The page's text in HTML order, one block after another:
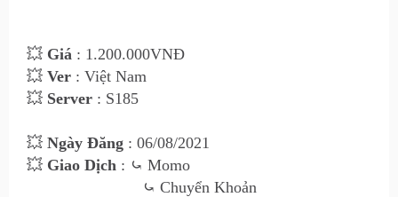
💥 Giá : 1.200.000VNĐ
💥 Ver : Việt Nam
💥 Server : S185
💥 Ngày Đăng : 06/08/2021
💥 Giao Dịch : ⤿ Momo
⤿ Chuyển Khoản